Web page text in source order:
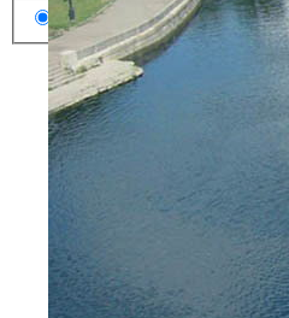
Все Экстерьер Кафе